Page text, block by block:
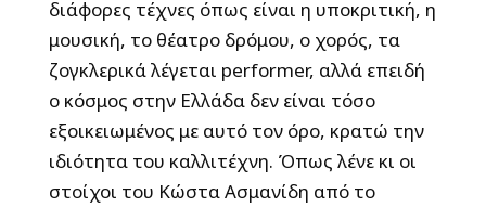
διάφορες τέχνες όπως είναι η υποκριτική, η
μουσική, το θέατρο δρόμου, ο χορός, τα
ζογκλερικά λέγεται performer, αλλά επειδή
ο κόσμος στην Ελλάδα δεν είναι τόσο
εξοικειωμένος με αυτό τον όρο, κρατώ την
ιδιότητα του καλλιτέχνη. Όπως λένε κι οι
στοίχοι του Κώστα Ασμανίδη από το